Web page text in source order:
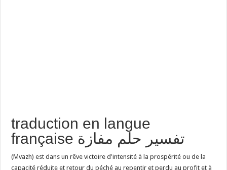
traduction en langue
française تفسير حلم مفازة
(Mvazh) est dans un rêve victoire d'intensité à la prospérité ou de la
capacité réduite et retour du péché au repentir et perdu au profit et à